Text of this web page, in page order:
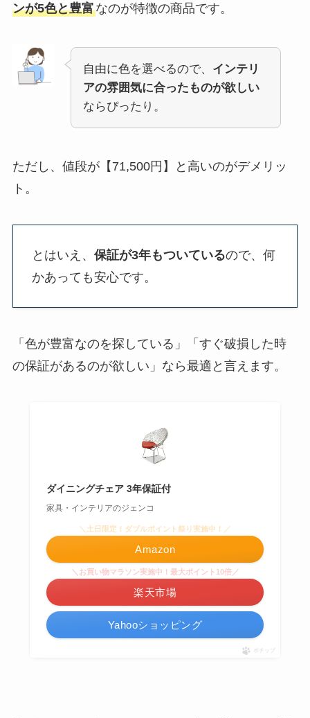
ンが5色と豊富なのが特徴の商品です。
自由に色を選べるので、 インテリ
アの雰囲気に合ったものが欲しい
ならぴったり。
ただし、値段が【71,500円】と高いのがデメリッ
ト。
とはいえ、 保証が3年もついているので、何
かあっても安心です。
「色が豊富なのを探している」「すぐ破損した時
の保証があるのが欲しい」なら最適と言えます。
ダイニングチェア 3年保証付
家具・インテリアのジェンコ
＼土日限定！ダブルポイント祭り実施中！／
Amazon
＼お買い物マラソン実施中！最大ポイント10倍／
楽天市場
Yahooショッピング
ポチップ